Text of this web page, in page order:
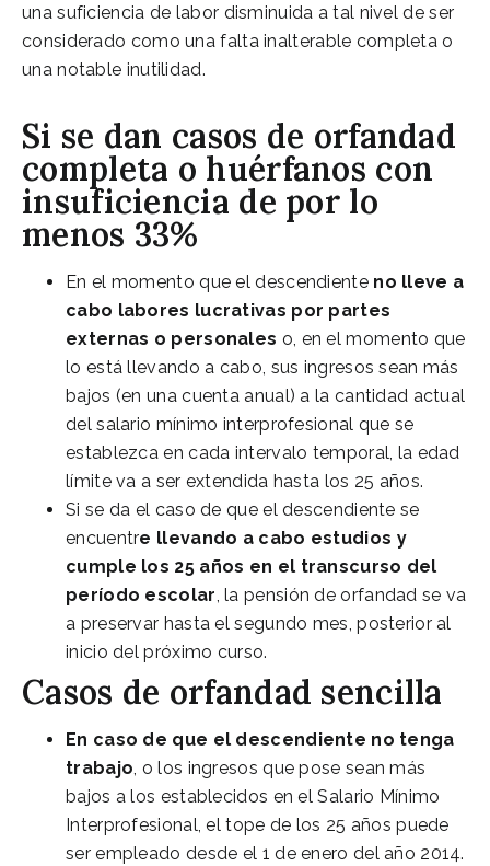
una suficiencia de labor disminuida a tal nivel de ser
considerado como una falta inalterable completa o
una notable inutilidad.
Si se dan casos de orfandad
completa o huérfanos con
insuficiencia de por lo
menos 33%
En el momento que el descendiente no lleve a
cabo labores lucrativas por partes
externas o personales o, en el momento que
lo está llevando a cabo, sus ingresos sean más
bajos (en una cuenta anual) a la cantidad actual
del salario mínimo interprofesional que se
establezca en cada intervalo temporal, la edad
límite va a ser extendida hasta los 25 años.
Si se da el caso de que el descendiente se
encuentre llevando a cabo estudios y
cumple los 25 años en el transcurso del
período escolar, la pensión de orfandad se va
a preservar hasta el segundo mes, posterior al
inicio del próximo curso.
Casos de orfandad sencilla
En caso de que el descendiente no tenga
trabajo, o los ingresos que pose sean más
bajos a los establecidos en el Salario Mínimo
Interprofesional, el tope de los 25 años puede
ser empleado desde el 1 de enero del año 2014.